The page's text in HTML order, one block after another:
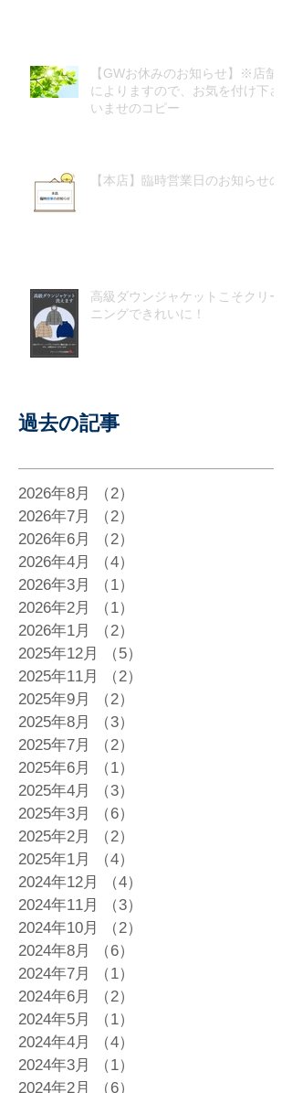
【GWお休みのお知らせ】※店舗
によりますので、お気を付け下さ
いませのコピー
【本店】臨時営業日のお知らせの
高級ダウンジャケットこそクリー
ニングできれいに！
過去の記事
2026年8月 （2）
2026年7月
（2）
2026年6月
（2）
2026年4月
（4）
2026年3月
（1）
2026年2月
（1）
2026年1月
（2）
2025年12月
（5）
2025年11月
（2）
2025年9月
（2）
2025年8月
（3）
2025年7月
（2）
2025年6月
（1）
2025年4月
（3）
2025年3月
（6）
2025年2月
（2）
2025年1月
（4）
2024年12月
（4）
2024年11月
（3）
2024年10月
（2）
2024年8月
（6）
2024年7月
（1）
2024年6月
（2）
2024年5月
（1）
2024年4月
（4）
2024年3月
（1）
2024年2月
（6）